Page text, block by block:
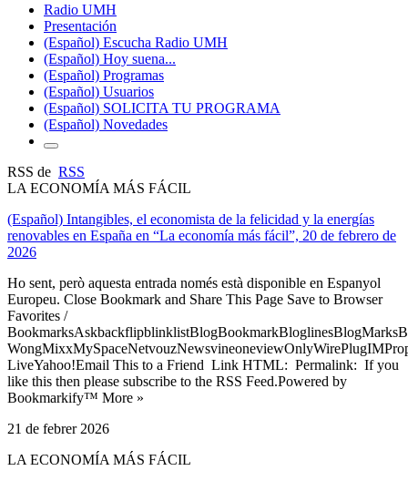
Radio UMH
Presentación
(Español) Escucha Radio UMH
(Español) Hoy suena...
(Español) Programas
(Español) Usuarios
(Español) SOLICITA TU PROGRAMA
(Español) Novedades
RSS de RSS
LA ECONOMÍA MÁS FÁCIL
(Español) Intangibles, el economista de la felicidad y la energías
renovables en España en “La economía más fácil”, 20 de febrero de
2026
Ho sent, però aquesta entrada només està disponible en Espanyol
Europeu. Close Bookmark and Share This Page Save to Browser
Favorites /
LiveYahoo!Email This to a Friend Link HTML: Permalink: If you
like this then please subscribe to the RSS Feed.Powered by
Bookmarkify™ More »
21 de febrer 2026
LA ECONOMÍA MÁS FÁCIL